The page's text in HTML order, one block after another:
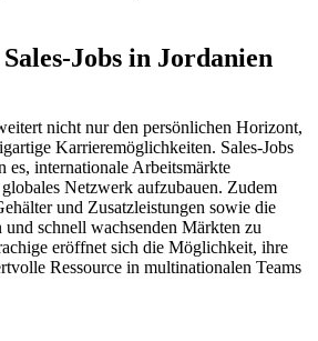
Jobs in Jordanien
nicht nur den persönlichen Horizont,
Karrieremöglichkeiten. Sales-Jobs
es, internationale Arbeitsmärkte
Netzwerk aufzubauen. Zudem
und Zusatzleistungen sowie die
schnell wachsenden Märkten zu
eröffnet sich die Möglichkeit, ihre
Ressource in multinationalen Teams